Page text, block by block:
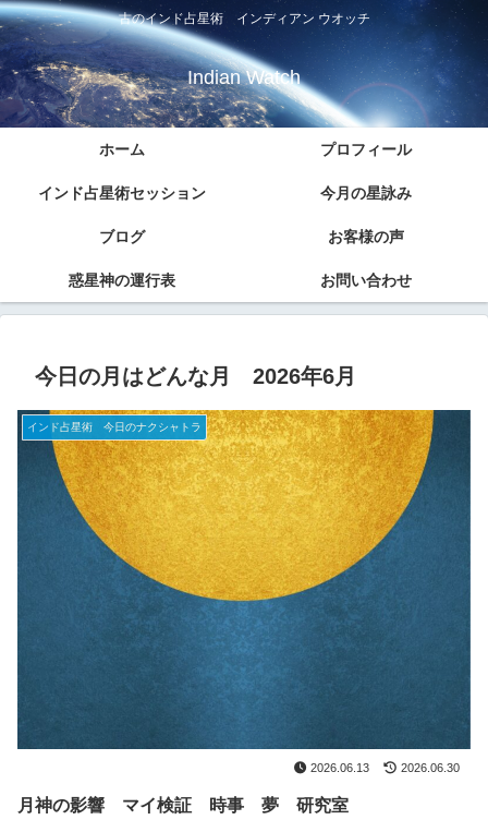
古のインド占星術 インディアン ウオッチ
Indian Watch
ホーム プロフィール
インド占星術セッション 今月の星詠み
ブログ お客様の声
惑星神の運行表 お問い合わせ
今日の月はどんな月 2026年6月
インド占星術 今日のナクシャトラ
2026.06.13 2026.06.30
月神の影響 マイ検証 時事 夢 研究室